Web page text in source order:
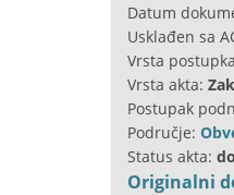
Datum
Usklađen sa
Vrsta
Vrsta akta:
Postupak
Područje:
Status akta:
Originalni